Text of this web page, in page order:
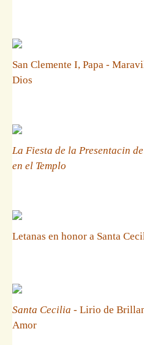
San Clemente I, Papa -
Dios
La Fiesta de la Presentacin
en el Templo
Letanas en honor a Santa
Santa Cecilia - Lirio de
Amor